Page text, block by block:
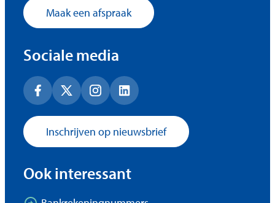
Maak een afspraak
Sociale media
FacebookX (Twitter)InstagramLinkedIn
Inschrijven op nieuwsbrief
Ook interessant